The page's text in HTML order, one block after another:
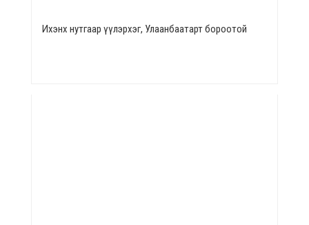
Ихэнх нутгаар үүлэрхэг, Улаанбаатарт бороотой